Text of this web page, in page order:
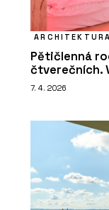
ARCHITEKTURA
Pětičlenná
čtverečních.
7. 4. 2026